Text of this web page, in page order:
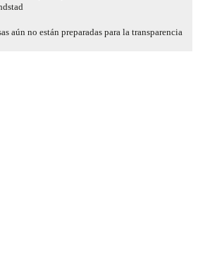
aún no están preparadas para la transparencia